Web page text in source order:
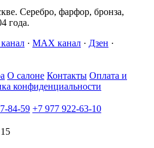
Серебро, фарфор, бронза,
года.
· MAX канал · Дзен ·
О салоне Контакты Оплата и
конфиденциальности
84-59 +7 977 922-63-10